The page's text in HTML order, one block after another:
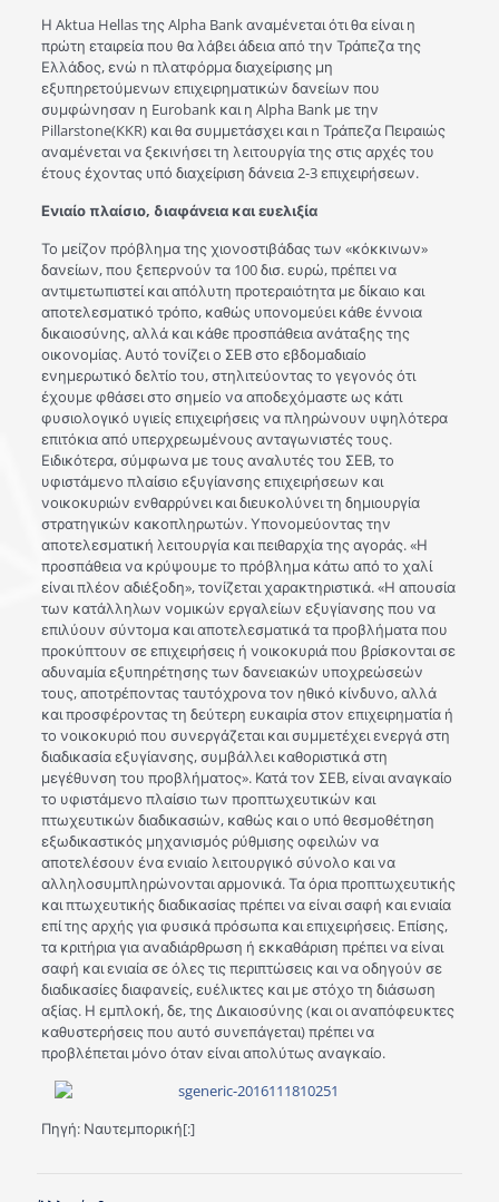
Η Aktua Hellas της Alpha Bank αναμένεται ότι θα είναι η
πρώτη εταιρεία που θα λάβει άδεια από την Τράπεζα της
Ελλάδος, ενώ n πλατφόρμα διαχείρισης μη
εξυπηρετούμενων επιχειρηματικών δανείων που
συμφώνησαν η Eurobank και η Alpha Bank με την
Pillarstone(KKR) και θα συμμετάσχει και n Τράπεζα Πειραιώς
αναμένεται να ξεκινήσει τη λειτουργία της στις αρχές του
έτους έχοντας υπό διαχείριση δάνεια 2-3 επιχειρήσεων.
Ενιαίο πλαίσιο, διαφάνεια και ευελιξία
Το μείζον πρόβλημα της χιονοστιβάδας των «κόκκινων»
δανείων, που ξεπερνούν τα 100 δισ. ευρώ, πρέπει να
αντιμετωπιστεί και απόλυτη προτεραιότητα με δίκαιο και
αποτελεσματικό τρόπο, καθώς υπονομεύει κάθε έννοια
δικαιοσύνης, αλλά και κάθε προσπάθεια ανάταξης της
οικονομίας. Αυτό τονίζει ο ΣΕΒ στο εβδομαδιαίο
ενημερωτικό δελτίο του, στηλιτεύοντας το γεγονός ότι
έχουμε φθάσει στο σημείο να αποδεχόμαστε ως κάτι
φυσιολογικό υγιείς επιχειρήσεις να πληρώνουν υψηλότερα
επιτόκια από υπερχρεωμένους ανταγωνιστές τους.
Ειδικότερα, σύμφωνα με τους αναλυτές του ΣΕΒ, το
υφιστάμενο πλαίσιο εξυγίανσης επιχειρήσεων και
νοικοκυριών ενθαρρύνει και διευκολύνει τη δημιουργία
στρατηγικών κακοπληρωτών. Υπονομεύοντας την
αποτελεσματική λειτουργία και πειθαρχία της αγοράς. «Η
προσπάθεια να κρύψουμε το πρόβλημα κάτω από το χαλί
είναι πλέον αδιέξοδη», τονίζεται χαρακτηριστικά. «Η απουσία
των κατάλληλων νομικών εργαλείων εξυγίανσης που να
επιλύουν σύντομα και αποτελεσματικά τα προβλήματα που
προκύπτουν σε επιχειρήσεις ή νοικοκυριά που βρίσκονται σε
αδυναμία εξυπηρέτησης των δανειακών υποχρεώσεών
τους, αποτρέποντας ταυτόχρονα τον ηθικό κίνδυνο, αλλά
και προσφέροντας τη δεύτερη ευκαιρία στον επιχειρηματία ή
το νοικοκυριό που συνεργάζεται και συμμετέχει ενεργά στη
διαδικασία εξυγίανσης, συμβάλλει καθοριστικά στη
μεγέθυνση του προβλήματος». Κατά τον ΣΕΒ, είναι αναγκαίο
το υφιστάμενο πλαίσιο των προπτωχευτικών και
πτωχευτικών διαδικασιών, καθώς και ο υπό θεσμοθέτηση
εξωδικαστικός μηχανισμός ρύθμισης οφειλών να
αποτελέσουν ένα ενιαίο λειτουργικό σύνολο και να
αλληλοσυμπληρώνονται αρμονικά. Τα όρια προπτωχευτικής
και πτωχευτικής διαδικασίας πρέπει να είναι σαφή και ενιαία
επί της αρχής για φυσικά πρόσωπα και επιχειρήσεις. Επίσης,
τα κριτήρια για αναδιάρθρωση ή εκκαθάριση πρέπει να είναι
σαφή και ενιαία σε όλες τις περιπτώσεις και να οδηγούν σε
διαδικασίες διαφανείς, ευέλικτες και με στόχο τη διάσωση
αξίας. Η εμπλοκή, δε, της Δικαιοσύνης (και οι αναπόφευκτες
καθυστερήσεις που αυτό συνεπάγεται) πρέπει να
προβλέπεται μόνο όταν είναι απολύτως αναγκαίο.
Πηγή: Ναυτεμπορική[:]